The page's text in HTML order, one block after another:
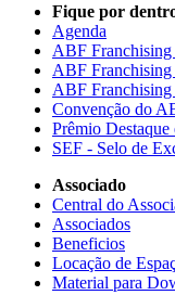
Fique por
Agenda
ABF
ABF
ABF Franchising
Convenção do
Prêmio
SEF - Selo de
Associado
Central do
Associados
Beneficios
Locação de
Material para